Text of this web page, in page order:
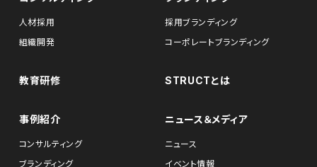
人材採用
組織開発
採用ブランディング
コーポレートブランディング
教育研修 STRUCTとは
事例紹介
コンサルティング
ブランディング
ニュース＆メディア
ニュース
イベント情報